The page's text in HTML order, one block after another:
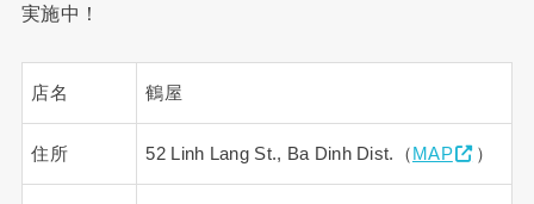
実施中！
店名 鶴屋
住所 52 Linh Lang St., Ba Dinh Dist.（ MAP ）